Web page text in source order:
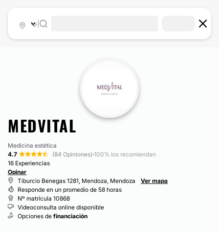
MEDVITAL
Medicina estética
4.7
(84 Opiniones)·100% los recomiendan
16 Experiencias
Opinar
Tiburcio Benegas 1281, Mendoza, Mendoza
Ver mapa
Responde en un promedio de 58 horas
Nº matrícula 10868
Videoconsulta online disponible
Opciones de financiación